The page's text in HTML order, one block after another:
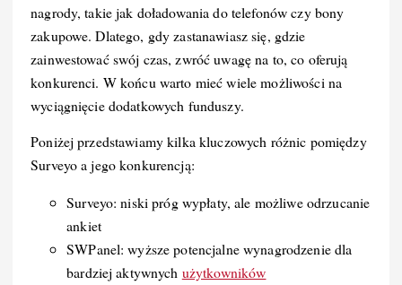
nagrody, takie jak doładowania do telefonów czy bony
zakupowe. Dlatego, gdy zastanawiasz się, gdzie
zainwestować swój czas, zwróć uwagę na to, co oferują
konkurenci. W końcu warto mieć wiele możliwości na
wyciągnięcie dodatkowych funduszy.
Poniżej przedstawiamy kilka kluczowych różnic pomiędzy
Surveyo a jego konkurencją:
Surveyo: niski próg wypłaty, ale możliwe odrzucanie
ankiet
SWPanel: wyższe potencjalne wynagrodzenie dla
bardziej aktywnych użytkowników